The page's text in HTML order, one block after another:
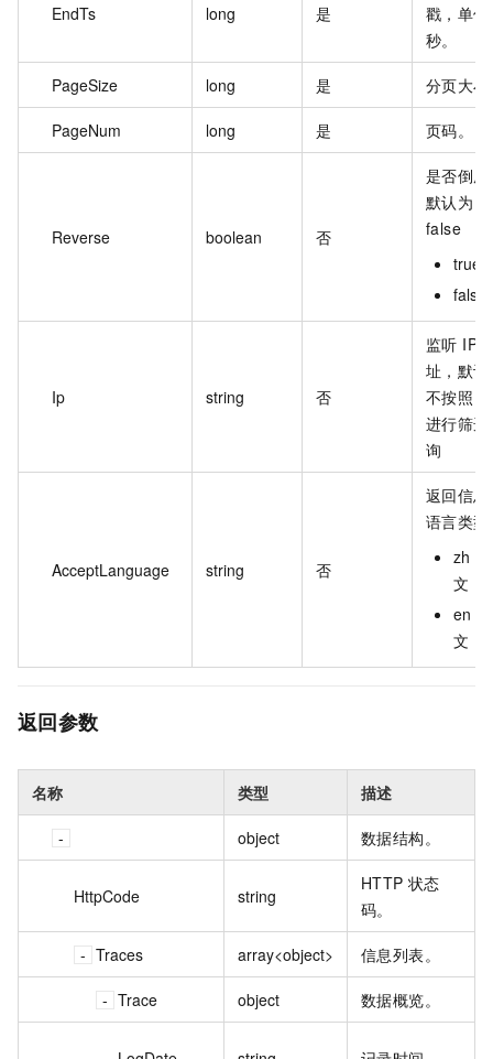
EndTs long 是
戳，单位
秒。
PageSize long 是 分页大小
PageNum long 是 页码。
Reverse boolean 否
是否倒序
默认为
false
true
false
Ip string 否
监听 IP
址，默认
不按照 ip
进行筛选
询
AcceptLanguage string 否
返回信息
语言类型
zh：
文
en：
文
返回参数
名称 类型 描述
object 数据结构。
HttpCode string
HTTP 状态
码。
Traces array<object> 信息列表。
Trace object 数据概览。